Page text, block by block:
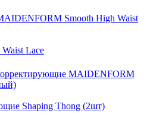
Lace
Shaping Thong (2шт)